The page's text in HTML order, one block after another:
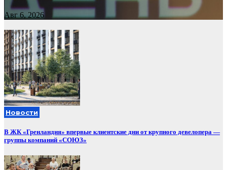
Авг 6, 2026
Новости
В ЖК «Гренландия» впервые клиентские дни от крупного девелопера —
группы компаний «СОЮЗ»